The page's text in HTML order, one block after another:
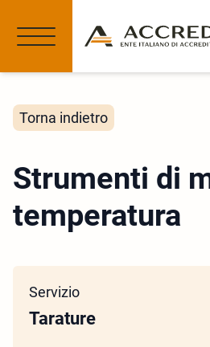
Torna indietro
Strumenti di
temperatura
Servizio
Tarature